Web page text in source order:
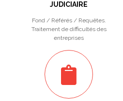
JUDICIAIRE
Fond / Référés / Requêtes.
Traitement de difficultés des
entreprises